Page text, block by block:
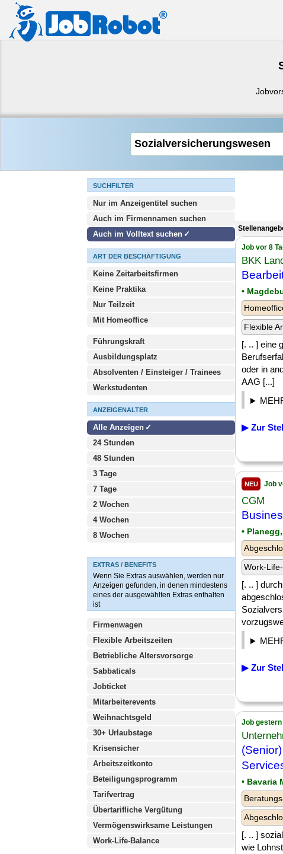
SUCHFILTER
Nur im Anzeigentitel suchen
Auch im Firmennamen suchen
Auch im Volltext suchen
ART DER BESCHÄFTIGUNG
Keine Zeitarbeitsfirmen
Keine Praktika
Nur Teilzeit
Mit Homeoffice
Führungskraft
Ausbildungsplatz
Absolventen / Einsteiger / Trainees
Werkstudenten
ANZEIGENALTER
Alle Anzeigen
24 Stunden
48 Stunden
3 Tage
7 Tage
2 Wochen
4 Wochen
8 Wochen
EXTRAS / BENEFITS
Wenn Sie Extras auswählen, werden nur
Anzeigen gefunden, in denen mindestens
eines der ausgewählten Extras enthalten
ist
Firmenwagen
Flexible Arbeitszeiten
Betriebliche Altersvorsorge
Sabbaticals
Jobticket
Mitarbeiterevents
Weihnachtsgeld
30+ Urlaubstage
Krisensicher
Arbeitszeitkonto
Beteiligungsprogramm
Tarifvertrag
Übertarifliche Vergütung
Vermögenswirksame Leistungen
Work-Life-Balance
Job vor 8
BKK
•
Flexible
[. .. ] eine
oder in
AAG [...]
▶ Zur
NEU Job
CGM
•
Work-
[. .. ]
▶ Zur
Job
• Bavaria
[. .. ]
wie